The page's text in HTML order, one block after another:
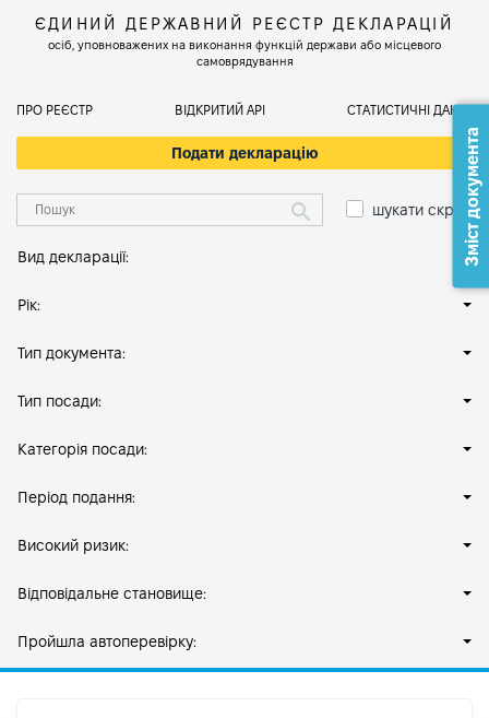
ЄДИНИЙ ДЕРЖАВНИЙ РЕЄСТР ДЕКЛАРАЦІЙ
осіб, уповноважених на виконання функцій держави або місцевого
самоврядування
ПРО РЕЄСТР ВІДКРИТИЙ АРІ СТАТИСТИЧНІ ДАНІ
Подати декларацію
шукати скрізь
Вид декларації:
Рік:
Тип документа:
Тип посади:
Категорія посади:
Період подання:
Високий ризик:
Відповідальне становище:
Пройшла автоперевірку:
Зміст документа